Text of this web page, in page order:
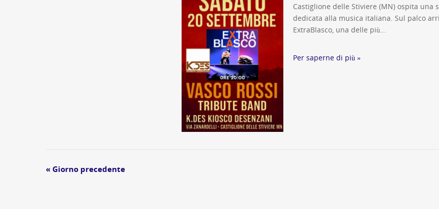
Castiglione delle Stiviere (MN) ospita una
dedicata alla musica italiana. Sul palco
ExtraBlasco, una delle più...
Per saperne di più »
Navigazione
« Giorno precedente